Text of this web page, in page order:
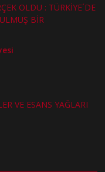
OLDU : TÜRKİYE´DE
BİR
VE ESANS YAĞLARI